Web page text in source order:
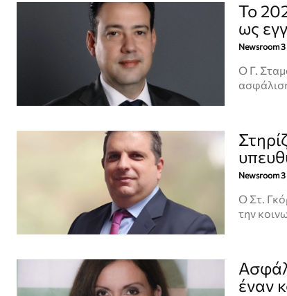
Το
ως
Newsroom 3
O Γ.
Newsroom 3
Ο Στ.
την
έναν